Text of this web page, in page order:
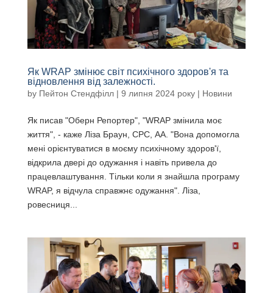
Як WRAP змінює світ психічного здоров'я та
відновлення від залежності.
by Пейтон Стендфілл| 9 липня 2024року | Новини
Як писав "Оберн Репортер", "WRAP змінила моє
життя", - каже Ліза Браун, CPC, АА. "Вона допомогла
мені орієнтуватися в моєму психічному здоров'ї,
відкрила двері до одужання і навіть привела до
працевлаштування. Тільки коли я знайшла програму
WRAP, я відчула справжнє одужання". Ліза,
ровесниця...